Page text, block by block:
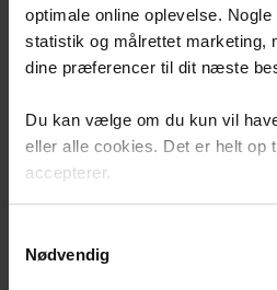
optimale online oplevelse.
statistik og målrettet marketing,
dine præferencer til dit næste
Du kan vælge om du kun vil
eller alle cookies. Det er helt op
accepterer.
Nødvendig